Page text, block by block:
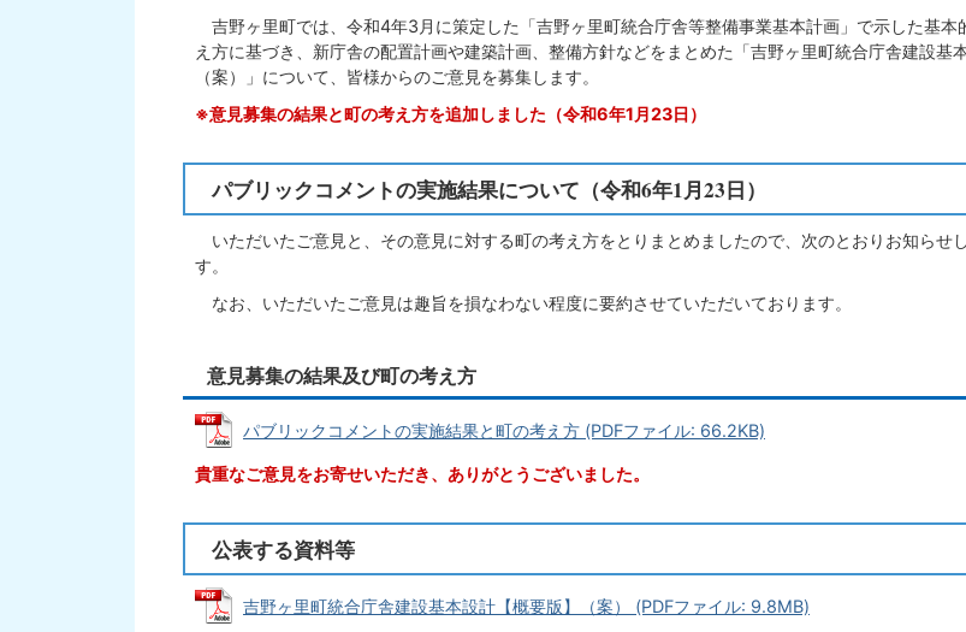
吉野ヶ里町では、令和4年3月に策定した「吉野ヶ里町統合庁舎等整備事業基本計画」で示した基本
え方に基づき、新庁舎の配置計画や建築計画、整備方針などをまとめた「吉野ヶ里町統合庁舎建設基
（案）」について、皆様からのご意見を募集します。
※意見募集の結果と町の考え方を追加しました（令和6年1月23日）
パブリックコメントの実施結果について（令和6年1月23日）
いただいたご意見と、その意見に対する町の考え方をとりまとめましたので、次のとおりお知らせ
す。
なお、いただいたご意見は趣旨を損なわない程度に要約させていただいております。
意見募集の結果及び町の考え方
パブリックコメントの実施結果と町の考え方 (PDFファイル: 66.2KB)
貴重なご意見をお寄せいただき、ありがとうございました。
公表する資料等
吉野ヶ里町統合庁舎建設基本設計【概要版】（案） (PDFファイル: 9.8MB)